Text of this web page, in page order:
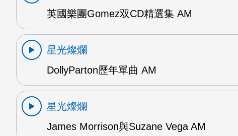
英國樂團Gomez双CD精選集 AM
星光燦爛
DollyParton歷年單曲 AM
星光燦爛
James Morrison與Suzane Vega AM